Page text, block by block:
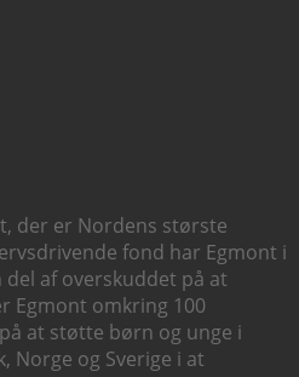
der er Nordens største
fond har Egmont i
af overskuddet på at
Egmont omkring 100
at støtte børn og unge i
Norge og Sverige i at